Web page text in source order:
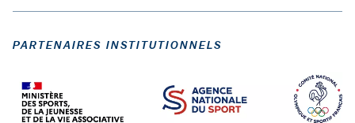
PARTENAIRES INSTITUTIONNELS